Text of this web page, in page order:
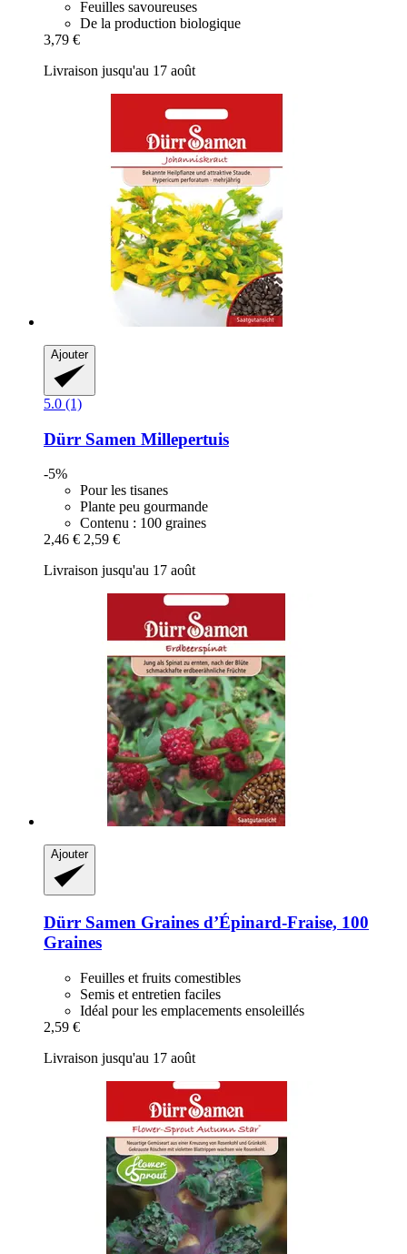
Feuilles savoureuses
De la production biologique
3,79 €
Livraison jusqu'au 17 août
Ajouter
5.0 (1)
Dürr Samen Millepertuis
-5%
Pour les tisanes
Plante peu gourmande
Contenu : 100 graines
2,46 € 2,59 €
Livraison jusqu'au 17 août
Ajouter
Dürr Samen Graines d’Épinard-​Fraise, 100
Graines
Feuilles et fruits comestibles
Semis et entretien faciles
Idéal pour les emplacements ensoleillés
2,59 €
Livraison jusqu'au 17 août